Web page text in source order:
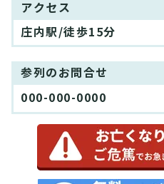
アクセス
庄内駅/徒歩15分
参列のお問合せ
000-000-0000